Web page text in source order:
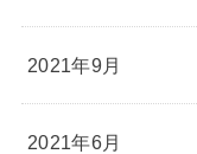
2021年9月
2021年6月